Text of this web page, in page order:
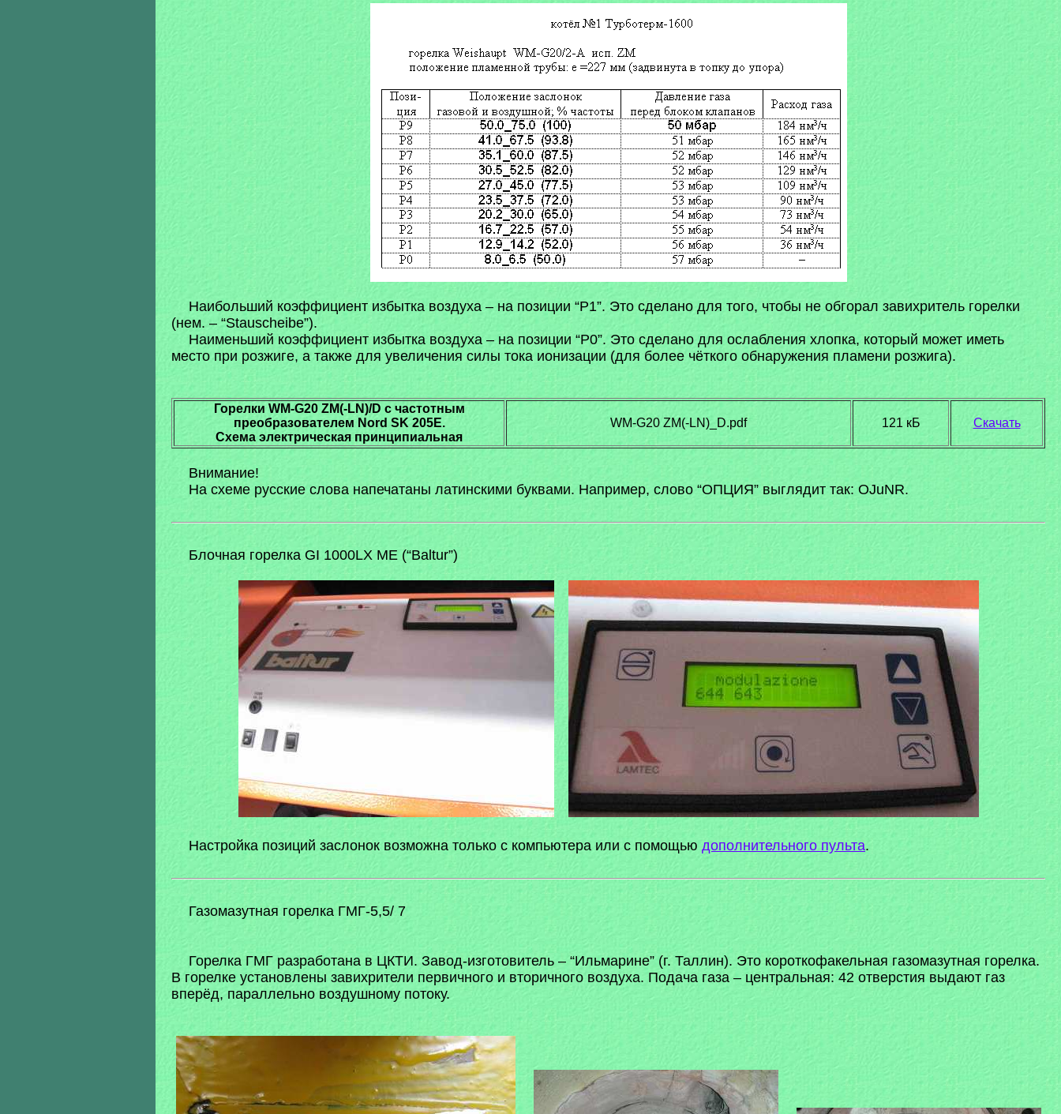
Наибольший коэффициент избытка воздуха – на позиции “P1”. Это сделано для того, чтобы не обгорал завихритель горелки
(нем. – “Stauscheibe”).
Наименьший коэффициент избытка воздуха – на позиции “P0”. Это сделано для ослабления хлопка, который может иметь
место при розжиге, а также для увеличения силы тока ионизации (для более чёткого обнаружения пламени розжига).
Горелки WM-G20 ZM(-LN)/D с частотным
преобразователем Nord SK 205E.
Схема электрическая принципиальная
WM-G20 ZM(-LN)_D.pdf 121 кБ Скачать
Внимание!
На схеме русские слова напечатаны латинскими буквами. Например, слово “ОПЦИЯ” выглядит так: OJuNR.
Блочная горелка GI 1000LX ME (“Baltur”)
Настройка позиций заслонок возможна только с компьютера или с помощью дополнительного пульта.
Газомазутная горелка ГМГ-5,5/ 7
Горелка ГМГ разработана в ЦКТИ. Завод-изготовитель – “Ильмарине” (г. Таллин). Это короткофакельная газомазутная горелка.
В горелке установлены завихрители первичного и вторичного воздуха. Подача газа – центральная: 42 отверстия выдают газ
вперёд, параллельно воздушному потоку.